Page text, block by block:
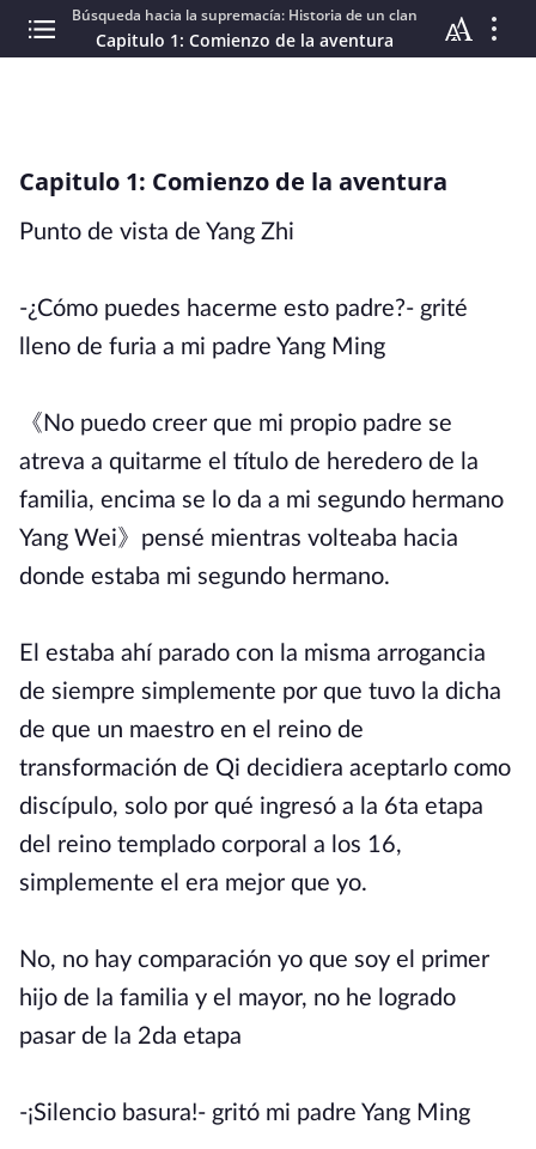
Búsqueda hacia la supremacía: Historia de un clan
Capitulo 1: Comienzo de la aventura
Capitulo 1: Comienzo de la aventura
Punto de vista de Yang Zhi
-¿Cómo puedes hacerme esto padre?- grité
lleno de furia a mi padre Yang Ming
《No puedo creer que mi propio padre se
atreva a quitarme el título de heredero de la
familia, encima se lo da a mi segundo hermano
Yang Wei》pensé mientras volteaba hacia
donde estaba mi segundo hermano.
El estaba ahí parado con la misma arrogancia
de siempre simplemente por que tuvo la dicha
de que un maestro en el reino de
transformación de Qi decidiera aceptarlo como
discípulo, solo por qué ingresó a la 6ta etapa
del reino templado corporal a los 16,
simplemente el era mejor que yo.
No, no hay comparación yo que soy el primer
hijo de la familia y el mayor, no he logrado
pasar de la 2da etapa
-¡Silencio basura!- gritó mi padre Yang Ming